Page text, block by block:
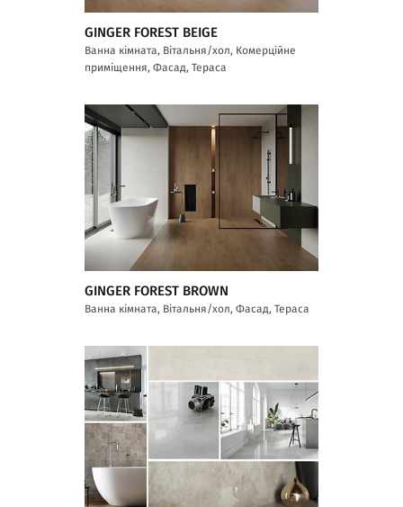
GINGER FOREST BEIGE
Ванна кімната, Вітальня/хол, Комерційне
приміщення, Фасад, Тераса
GINGER FOREST BROWN
Ванна кімната, Вітальня/хол, Фасад, Тераса